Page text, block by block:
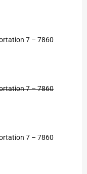
7 – 7860
7 – 7860
7 – 7860